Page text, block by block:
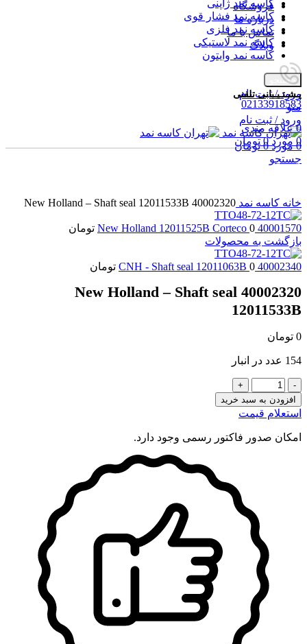
کاسه نمد ژاپنی
کاسه نمد فشار قوی
کاسه نمد فلزی
کاسه نمد لاستیکی
کاسه نمد وایتون
جستجو
ورود / ثبت نام
منو
ورود / ثبت نام
0 مورد 0 تومان
جستجو
فروشگاه
درباره ما
تماس با ما
وبلاگ
پـشـتـیـبانی تلفنی
02133918583
0 علاقه مندی
0 مورد 0 تومان
خانه کاسه نمد 40002320 New Holland – Shaft seal 12011533B
40001570 New Holland 12011525B Corteco
0
تومان
بازگشت به محصولات
40002340 CNH - Shaft seal 12011063B
0 تومان
40002320 New Holland – Shaft seal
12011533B
0 تومان
154 عدد در انبار
40002320
New
Holland
-
Shaft
seal
افزودن به سبد خرید
استعلام قیمت
امکان صدور فاکتور رسمی وجود دارد.